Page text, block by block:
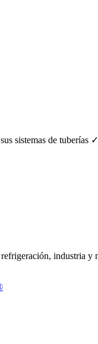
sistemas de